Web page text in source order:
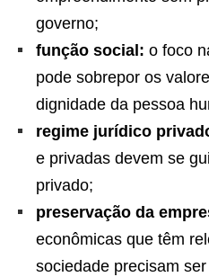
governo;
função social: o foco
pode sobrepor os
dignidade da pessoa
regime jurídico
e privadas devem se
privado;
preservação da
econômicas que têm
sociedade precisam